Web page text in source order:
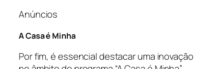
Anúncios
A Casa é Minha
Por fim, é essencial destacar uma inovação